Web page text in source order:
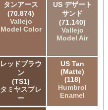
タンアース
(70.874)
Vallejo
Model Color
US デザート
サンド
(71.140)
Vallejo
Model Air
レッドブラウ
ン
(TS1)
タミヤスプレ
ー
US Tan
(Matte)
(118)
Humbrol
Enamel